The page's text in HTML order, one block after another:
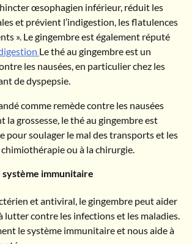
œsophagien inférieur, réduit les
et prévient l’indigestion, les flatulences
». Le gingembre est également réputé
Le thé au gingembre est un
les nausées, en particulier chez les
de dyspepsie.
comme remède contre les nausées
la grossesse, le thé au gingembre est
pour soulager le mal des transports et les
chimiothérapie ou à la chirurgie.
immunitaire
et antiviral, le gingembre peut aider
lutter contre les infections et les maladies.
le système immunitaire et nous aide à